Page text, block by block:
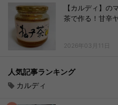
【カルディ】の
茶で作る！甘辛
2026年03月11日
人気記事ランキング
カルディ